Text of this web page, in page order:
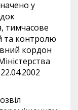
у
тимчасове
та контролю
кордон